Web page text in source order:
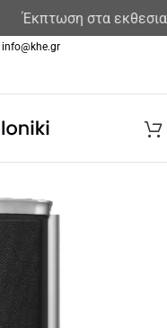
Έκπτωση στα εκθεσιακά
info@khe.gr